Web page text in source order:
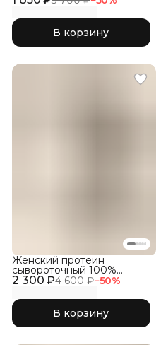
В корзину
2 300 ₽4 600 ₽−50%
Женский протеин
сывороточный 100%
WHEY со вкусом Пломбир
В корзину